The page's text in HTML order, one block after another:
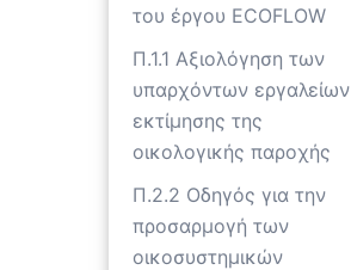
του έργου ECOFLOW
Π.1.1 Αξιολόγηση των
υπαρχόντων εργαλείων
εκτίμησης της
οικολογικής παροχής
Π.2.2 Οδηγός για την
προσαρμογή των
οικοσυστημικών